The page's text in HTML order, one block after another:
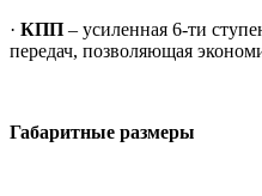
· КПП – усиленная 6-ти
передач, позволяющая
Габаритные размеры